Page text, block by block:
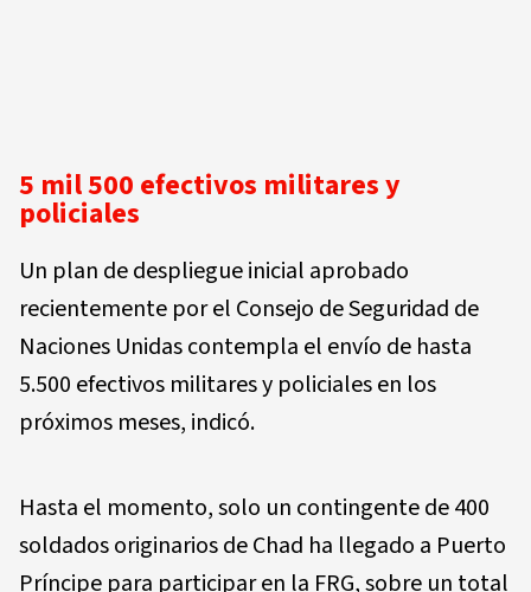
5 mil 500 efectivos militares y
policiales
Un plan de despliegue inicial aprobado
recientemente por el Consejo de Seguridad de
Naciones Unidas contempla el envío de hasta
5.500 efectivos militares y policiales en los
próximos meses, indicó.
Hasta el momento, solo un contingente de 400
soldados originarios de Chad ha llegado a Puerto
Príncipe para participar en la FRG, sobre un total